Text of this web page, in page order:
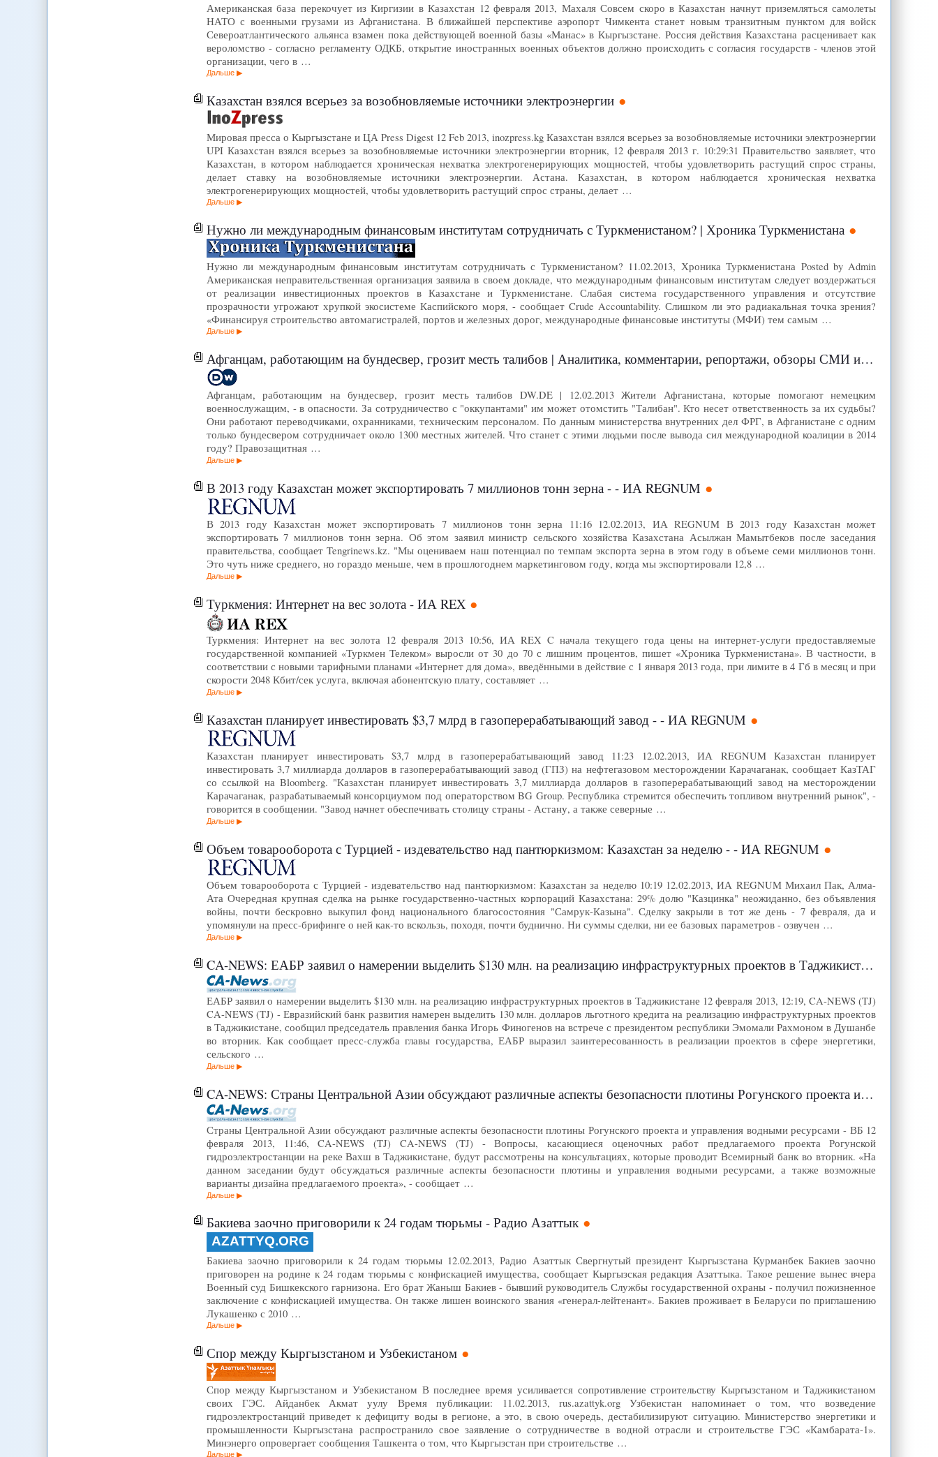
Американская база перекочует из Киргизии в Казахстан 12 февраля 2013, Махаля Совсем скоро в Казахстан начнут приземляться самолеты
НАТО с военными грузами из Афганистана. В ближайшей перспективе аэропорт Чимкента станет новым транзитным пунктом для войск
Североатлантического альянса взамен пока действующей военной базы «Манас» в Кыргызстане. Россия действия Казахстана расценивает как
вероломство - согласно регламенту ОДКБ, открытие иностранных военных объектов должно происходить с согласия государств - членов этой
организации, чего в …
Дальше
Казахстан взялся всерьез за возобновляемые источники электроэнергии
Мировая пресса о Кыргызстане и ЦА Press Digest 12 Feb 2013, inozpress.kg Казахстан взялся всерьез за возобновляемые источники электроэнергии
UPI Казахстан взялся всерьез за возобновляемые источники электроэнергии вторник, 12 февраля 2013 г. 10:29:31 Правительство заявляет, что
Казахстан, в котором наблюдается хроническая нехватка электрогенерирующих мощностей, чтобы удовлетворить растущий спрос страны,
делает ставку на возобновляемые источники электроэнергии. Астана. Казахстан, в котором наблюдается хроническая нехватка
электрогенерирующих мощностей, чтобы удовлетворить растущий спрос страны, делает …
Дальше
Нужно ли международным финансовым институтам сотрудничать с Туркменистаном? | Хроника Туркменистана
Нужно ли международным финансовым институтам сотрудничать с Туркменистаном? 11.02.2013, Хроника Туркменистана Posted by Admin
Американская неправительственная организация заявила в своем докладе, что международным финансовым институтам следует воздержаться
от реализации инвестиционных проектов в Казахстане и Туркменистане. Слабая система государственного управления и отсутствие
прозрачности угрожают хрупкой экосистеме Каспийского моря, - сообщает Crude Accountability. Слишком ли это радиакальная точка зрения?
«Финансируя строительство автомагистралей, портов и железных дорог, международные финансовые институты (МФИ) тем самым …
Дальше
Афганцам, работающим на бундесвер, грозит месть талибов | Аналитика, комментарии, репортажи, обзоры СМИ из Германии | DW.DE | 12.02.2013
Афганцам, работающим на бундесвер, грозит месть талибов DW.DE | 12.02.2013 Жители Афганистана, которые помогают немецким
военнослужащим, - в опасности. За сотрудничество с "оккупантами" им может отомстить "Талибан". Кто несет ответственность за их судьбы?
Они работают переводчиками, охранниками, техническим персоналом. По данным министерства внутренних дел ФРГ, в Афганистане с одним
только бундесвером сотрудничает около 1300 местных жителей. Что станет с этими людьми после вывода сил международной коалиции в 2014
году? Правозащитная …
Дальше
В 2013 году Казахстан может экспортировать 7 миллионов тонн зерна - - ИА REGNUM
В 2013 году Казахстан может экспортировать 7 миллионов тонн зерна 11:16 12.02.2013, ИА REGNUM В 2013 году Казахстан может
экспортировать 7 миллионов тонн зерна. Об этом заявил министр сельского хозяйства Казахстана Асылжан Мамытбеков после заседания
правительства, сообщает Tengrinews.kz. "Мы оцениваем наш потенциал по темпам экспорта зерна в этом году в объеме семи миллионов тонн.
Это чуть ниже среднего, но гораздо меньше, чем в прошлогоднем маркетинговом году, когда мы экспортировали 12,8 …
Дальше
Туркмения: Интернет на вес золота - ИА REX
Туркмения: Интернет на вес золота 12 февраля 2013 10:56, ИА REX C начала текущего года цены на интернет-услуги предоставляемые
государственной компанией «Туркмен Телеком» выросли от 30 до 70 с лишним процентов, пишет «Хроника Туркменистана». В частности, в
соответствии с новыми тарифными планами «Интернет для дома», введёнными в действие с 1 января 2013 года, при лимите в 4 Гб в месяц и при
скорости 2048 Кбит/сек услуга, включая абонентскую плату, составляет …
Дальше
Казахстан планирует инвестировать $3,7 млрд в газоперерабатывающий завод - - ИА REGNUM
Казахстан планирует инвестировать $3,7 млрд в газоперерабатывающий завод 11:23 12.02.2013, ИА REGNUM Казахстан планирует
инвестировать 3,7 миллиарда долларов в газоперерабатывающий завод (ГПЗ) на нефтегазовом месторождении Карачаганак, сообщает КазТАГ
со ссылкой на Bloomberg. "Казахстан планирует инвестировать 3,7 миллиарда долларов в газоперерабатывающий завод на месторождении
Карачаганак, разрабатываемый консорциумом под операторством BG Group. Республика стремится обеспечить топливом внутренний рынок", -
говорится в сообщении. "Завод начнет обеспечивать столицу страны - Астану, а также северные …
Дальше
Объем товарооборота с Турцией - издевательство над пантюркизмом: Казахстан за неделю - - ИА REGNUM
Объем товарооборота с Турцией - издевательство над пантюркизмом: Казахстан за неделю 10:19 12.02.2013, ИА REGNUM Михаил Пак, Алма-
Ата Очередная крупная сделка на рынке государственно-частных корпораций Казахстана: 29% долю "Казцинка" неожиданно, без объявления
войны, почти бескровно выкупил фонд национального благосостояния "Самрук-Казына". Сделку закрыли в тот же день - 7 февраля, да и
упомянули на пресс-брифинге о ней как-то вскользь, походя, почти буднично. Ни суммы сделки, ни ее базовых параметров - озвучен …
Дальше
CA-NEWS: ЕАБР заявил о намерении выделить $130 млн. на реализацию инфраструктурных проектов в Таджикистане
ЕАБР заявил о намерении выделить $130 млн. на реализацию инфраструктурных проектов в Таджикистане 12 февраля 2013, 12:19, CA-NEWS (TJ)
CA-NEWS (TJ) - Евразийский банк развития намерен выделить 130 млн. долларов льготного кредита на реализацию инфраструктурных проектов
в Таджикистане, сообщил председатель правления банка Игорь Финогенов на встрече с президентом республики Эмомали Рахмоном в Душанбе
во вторник. Как сообщает пресс-служба главы государства, ЕАБР выразил заинтересованность в реализации проектов в сфере энергетики,
сельского …
Дальше
CA-NEWS: Страны Центральной Азии обсуждают различные аспекты безопасности плотины Рогунского проекта и управления водными ресурсами - ВБ
Страны Центральной Азии обсуждают различные аспекты безопасности плотины Рогунского проекта и управления водными ресурсами - ВБ 12
февраля 2013, 11:46, CA-NEWS (TJ) CA-NEWS (TJ) - Вопросы, касающиеся оценочных работ предлагаемого проекта Рогунской
гидроэлектростанции на реке Вахш в Таджикистане, будут рассмотрены на консультациях, которые проводит Всемирный банк во вторник. «На
данном заседании будут обсуждаться различные аспекты безопасности плотины и управления водными ресурсами, а также возможные
варианты дизайна предлагаемого проекта», - сообщает …
Дальше
Бакиева заочно приговорили к 24 годам тюрьмы - Радио Азаттык
AZATTYQ.ORG
Бакиева заочно приговорили к 24 годам тюрьмы 12.02.2013, Радио Азаттык Свергнутый президент Кыргызстана Курманбек Бакиев заочно
приговорен на родине к 24 годам тюрьмы с конфискацией имущества, сообщает Кыргызская редакция Азаттыка. Такое решение вынес вчера
Военный суд Бишкекского гарнизона. Его брат Жаныш Бакиев - бывший руководитель Службы государственной охраны - получил пожизненное
заключение с конфискацией имущества. Он также лишен воинского звания «генерал-лейтенант». Бакиев проживает в Беларуси по приглашению
Лукашенко с 2010 …
Дальше
Спор между Кыргызстаном и Узбекистаном
Спор между Кыргызстаном и Узбекистаном В последнее время усиливается сопротивление строительству Кыргызстаном и Таджикистаном
своих ГЭС. Айданбек Акмат уулу Время публикации: 11.02.2013, rus.azattyk.org Узбекистан напоминает о том, что возведение
гидроэлектростанций приведет к дефициту воды в регионе, а это, в свою очередь, дестабилизируют ситуацию. Министерство энергетики и
промышленности Кыргызстана распространило свое заявление о сотрудничестве в водной отрасли и строительстве ГЭС «Камбарата-1».
Минэнерго опровергает сообщения Ташкента о том, что Кыргызстан при строительстве …
Дальше